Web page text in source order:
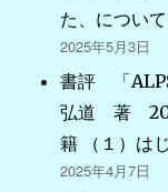
た、について
2025年5月3日
書評 「
弘道 著
籍 （１）は
2025年4月7日